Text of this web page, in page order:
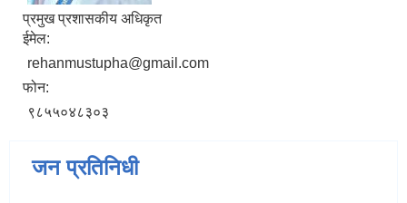
प्रमुख प्रशासकीय अधिकृत
ईमेल:
rehanmustupha@gmail.com
फोन:
९८५५०४८३०३
जन प्रतिनिधी